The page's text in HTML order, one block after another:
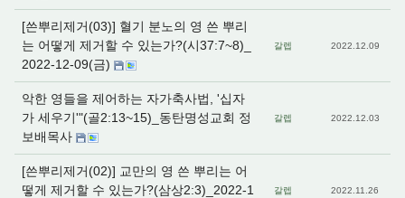
[쓴뿌리제거(03)] 혈기 분노의 영 쓴 뿌리
는 어떻게 제거할 수 있는가?(시37:7~8)_
2022-12-09(금)
갈렙 2022.12.09
악한 영들을 제어하는 자가축사법, '십자
가 세우기'"(골2:13~15)_동탄명성교회 정
보배목사
갈렙 2022.12.03
[쓴뿌리제거(02)] 교만의 영 쓴 뿌리는 어
떻게 제거할 수 있는가?(삼상2:3)_2022-1
갈렙 2022.11.26